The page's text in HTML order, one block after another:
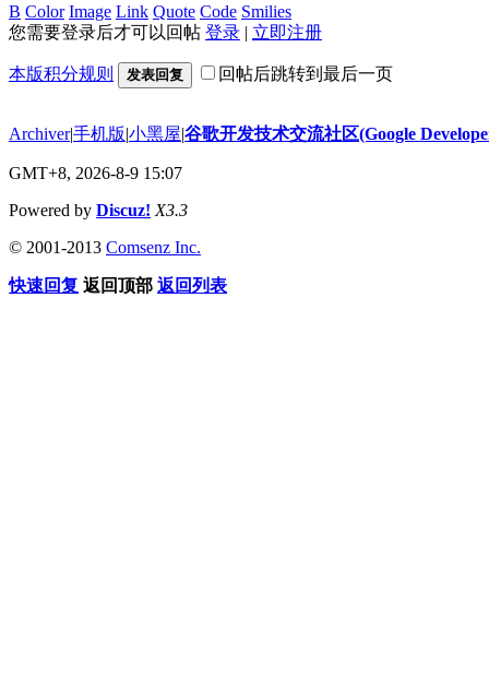
B Color Image Link Quote Code Smilies
您需要登录后才可以回帖 登录 | 立即注册
本版积分规则 发表回复 回帖后跳转到最后一页
Archiver|手机版|小黑屋|谷歌开发技术交流社区(Google
GMT+8, 2026-8-9 15:07
Powered by Discuz! X3.3
© 2001-2013 Comsenz Inc.
快速回复 返回顶部 返回列表